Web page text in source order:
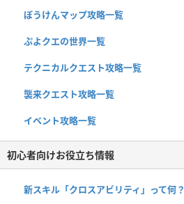
ぼうけんマップ攻略一覧
ぷよクエの世界一覧
テクニカルクエスト攻略一覧
襲来クエスト攻略一覧
イベント攻略一覧
初心者向けお役立ち情報
新スキル「クロスアビリティ」って何？